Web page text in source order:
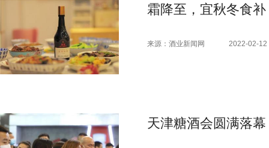
霜降至，宜秋冬食
来源：酒业新闻网 2022-02-12
天津糖酒会圆满落